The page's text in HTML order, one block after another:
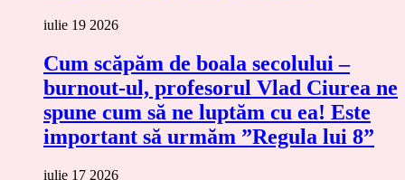
iulie 19 2026
Cum scăpăm de boala secolului –
burnout-ul, profesorul Vlad Ciurea ne
spune cum să ne luptăm cu ea! Este
important să urmăm ”Regula lui 8”
iulie 17 2026